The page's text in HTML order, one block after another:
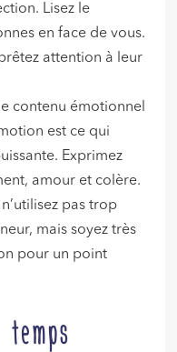
Lisez le
en face de vous.
attention à leur
contenu émotionnel
est ce qui
Exprimez
amour et colère.
pas trop
mais soyez très
pour un point